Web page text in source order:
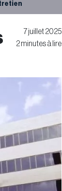
7 juillet 2025
2 minutes à lire